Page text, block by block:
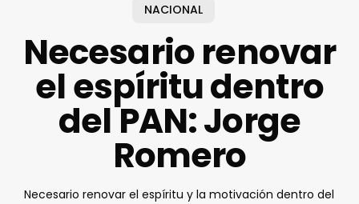
NACIONAL
Necesario renovar
el espíritu dentro
del PAN: Jorge
Romero
Necesario renovar el espíritu y la motivación dentro del